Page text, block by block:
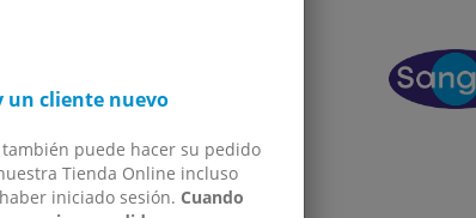
un cliente nuevo
también puede hacer su pedido
Tienda Online incluso
iniciado sesión. Cuando
de